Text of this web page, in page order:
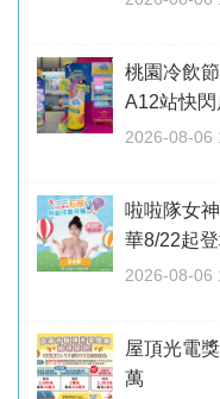
桃園冷飲
A12站快
2026-08-06
啦啦隊女
華8/22起
2026-08-06
屋頂光電
萬